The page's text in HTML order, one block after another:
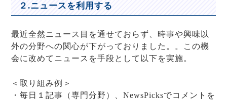
２.ニュースを利用する
最近全然ニュース目を通せておらず、時事や興味以
外の分野への関心が下がっておりました。。この機
会に改めてニュースを手段として以下を実施。
＜取り組み例＞
・毎日１記事（専門分野）、NewsPicksでコメントを